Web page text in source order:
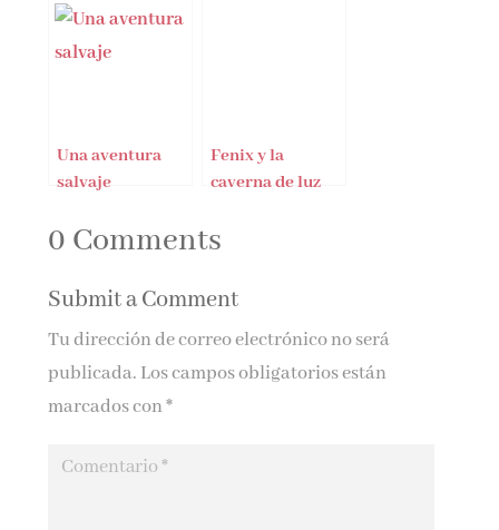
Lawrence Wright
Una aventura
salvaje
Fenix y la
caverna de luz
0 Comments
Submit a Comment
Tu dirección de correo electrónico no será
publicada. Los campos obligatorios están
marcados con*